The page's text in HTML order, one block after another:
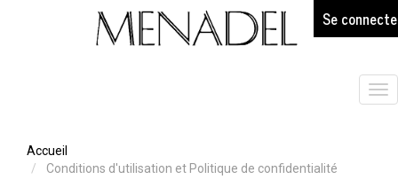
Se
Accueil
Conditions d'utilisation et Politique de confidentialité